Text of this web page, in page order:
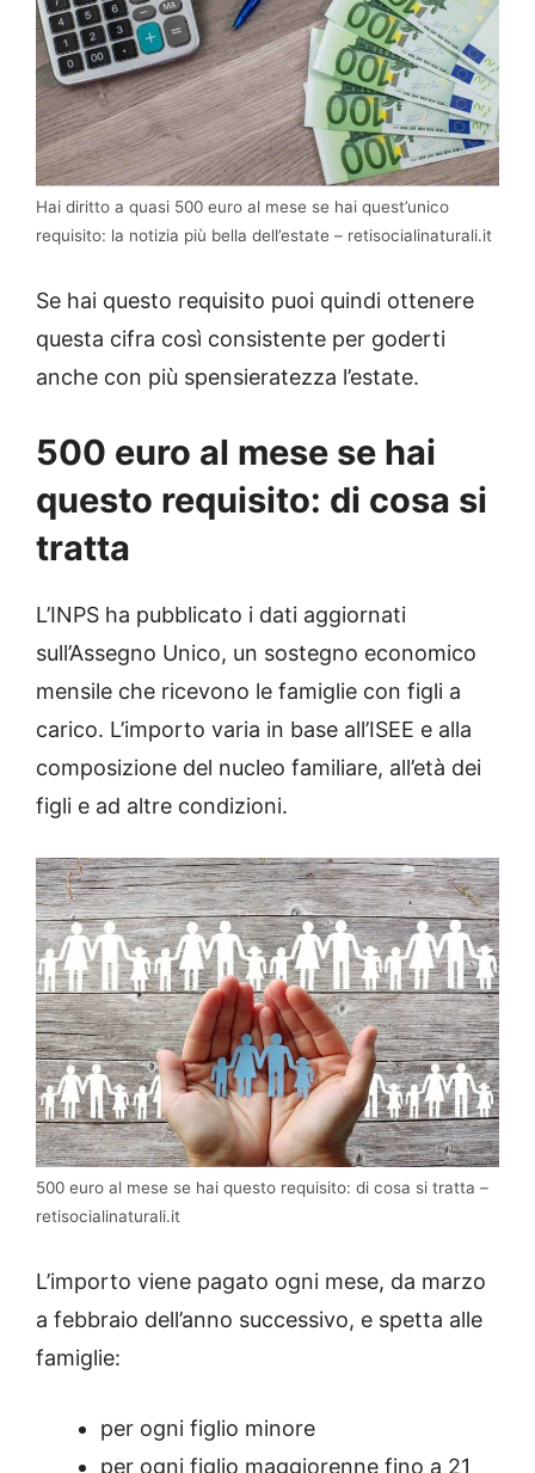
Hai diritto a quasi 500 euro al mese se hai quest’unico
requisito: la notizia più bella dell’estate – retisocialinaturali.it
Se hai questo requisito puoi quindi ottenere
questa cifra così consistente per goderti
anche con più spensieratezza l’estate.
500 euro al mese se hai
questo requisito: di cosa si
tratta
L’INPS ha pubblicato i dati aggiornati
sull’Assegno Unico, un sostegno economico
mensile che ricevono le famiglie con figli a
carico. L’importo varia in base all’ISEE e alla
composizione del nucleo familiare, all’età dei
figli e ad altre condizioni.
500 euro al mese se hai questo requisito: di cosa si tratta –
retisocialinaturali.it
L’importo viene pagato ogni mese, da marzo
a febbraio dell’anno successivo, e spetta alle
famiglie:
per ogni figlio minore
per ogni figlio maggiorenne fino a 21